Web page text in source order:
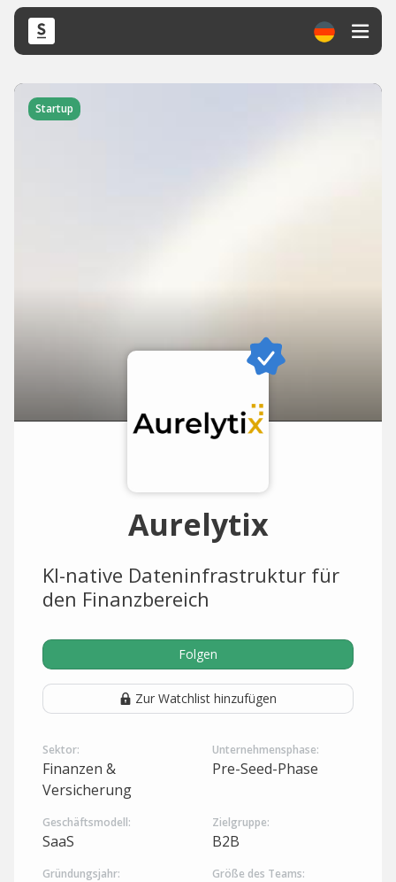
Startup
Aurelytix
KI-native Dateninfrastruktur für
den Finanzbereich
Folgen
Zur Watchlist hinzufügen
Sektor:
Finanzen &
Versicherung
Unternehmensphase:
Pre-Seed-Phase
Geschäftsmodell:
SaaS
Zielgruppe:
B2B
Gründungsjahr: Größe des Teams: